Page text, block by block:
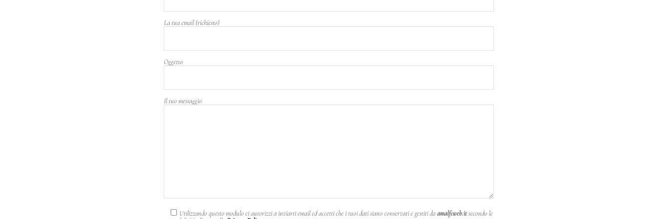
La tua email (richiesto)
Oggetto
Il tuo messaggio
Utilizzando questo modulo ci autorizzi a inviarti email ed accetti che i tuoi dati siano conservati e gestiti daamalfiweb.itsecondo le